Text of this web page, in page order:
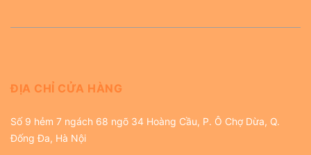
ĐỊA CHỈ CỬA HÀNG
Số 9 hẻm 7 ngách 68 ngõ 34 Hoàng Cầu, P. Ô Chợ Dừa, Q.
Đống Đa, Hà Nội